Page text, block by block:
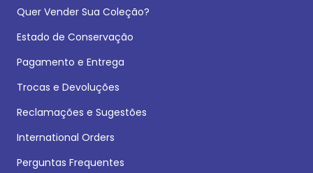
Quer Vender Sua Coleção?
Estado de Conservação
Pagamento e Entrega
Trocas e Devoluções
Reclamações e Sugestões
International Orders
Perguntas Frequentes